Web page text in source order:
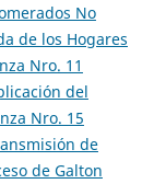
No
de los Hogares
Nro. 11
del
Nro. 15
de
de Galton